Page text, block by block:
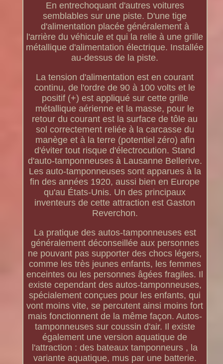
En entrechoquant d'autres voitures
semblables sur une piste. D'une tige
d'alimentation placée généralement à
l'arrière du véhicule et qui la relie à une grille
métallique d'alimentation électrique. Installée
au-dessus de la piste.
La tension d'alimentation est en courant
continu, de l'ordre de 90 à 100 volts et le
positif (+) est appliqué sur cette grille
métallique aérienne et la masse, pour le
retour du courant est la surface de tôle au
sol correctement reliée à la carcasse du
manège et à la terre (potentiel zéro) afin
d'éviter tout risque d'électrocution. Stand
d'auto-tamponneuses à Lausanne Bellerive.
Les auto-tamponneuses sont apparues à la
fin des années 1920, aussi bien en Europe
qu'au États-Unis. Un des principaux
inventeurs de cette attraction est Gaston
Reverchon.
La pratique des autos-tamponneuses est
généralement déconseillée aux personnes
ne pouvant pas supporter des chocs légers,
comme les très jeunes enfants, les femmes
enceintes ou les personnes âgées fragiles. Il
existe cependant des autos-tamponneuses,
spécialement conçues pour les enfants, qui
vont moins vite, se percutent ainsi moins fort
mais fonctionnent de la même façon. Autos-
tamponneuses sur coussin d'air. Il existe
également une version aquatique de
l'attraction : des bateaux tamponneurs , la
variante aquatique, mus par une batterie.